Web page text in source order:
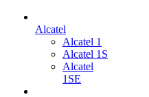
Alcatel
Alcatel 1
Alcatel 1S
Alcatel
1SE